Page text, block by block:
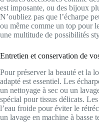
est imposante, ou des bijoux
N’oubliez pas que l’écharpe
ou même comme un top pour
une multitude de possibilités
Entretien et conservation de
Pour préserver la beauté et la
adapté est essentiel. Les
un nettoyage à sec ou un
spécial pour tissus délicats.
l’eau froide pour éviter le
un lavage en machine à basse